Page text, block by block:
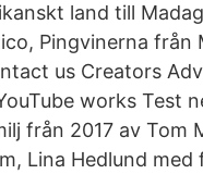
land till
Pingvinerna från
us Creators
works Test
från 2017 av Tom
Lina Hedlund med